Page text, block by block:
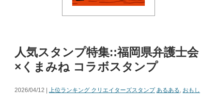
人気スタンプ特集::福岡県弁護士会
×くまみね コラボスタンプ
2026/04/12 | 上位ランキング クリエイターズスタンプ あるある, おもし